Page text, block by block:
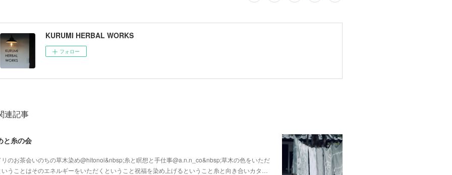
KURUMI HERBAL WORKS
フォロー
連記事
と糸の会
リのお茶会いのちの草木染め@hitonoi&nbsp;糸と瞑想と手仕事@a.n.n_co&nbsp;草木の色をいただ
いうことはそのエネルギーをいただくということ祝福を染め上げるということ糸と向き合いカタ…